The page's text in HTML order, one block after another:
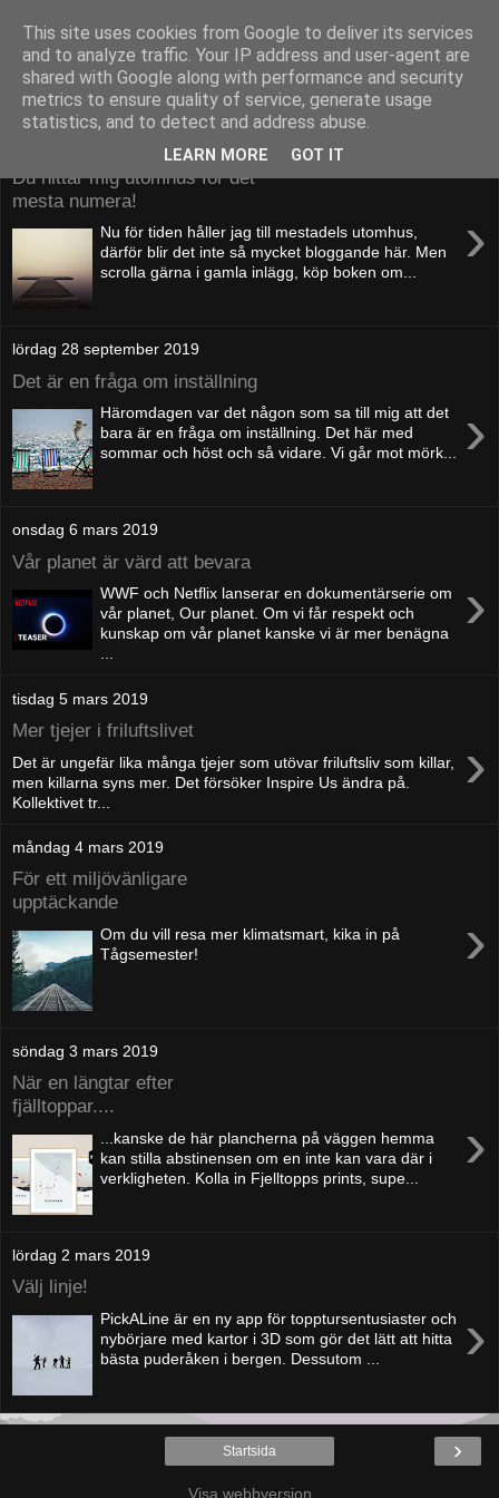
52adventures
söndag 15 november 2020
Du hittar mig utomhus för det
mesta numera!
›
Nu för tiden håller jag till mestadels utomhus,
därför blir det inte så mycket bloggande här. Men
scrolla gärna i gamla inlägg, köp boken om...
lördag 28 september 2019
Det är en fråga om inställning
›
Häromdagen var det någon som sa till mig att det
bara är en fråga om inställning. Det här med
sommar och höst och så vidare. Vi går mot mörk...
onsdag 6 mars 2019
Vår planet är värd att bevara
›
WWF och Netflix lanserar en dokumentärserie om
vår planet, Our planet. Om vi får respekt och
kunskap om vår planet kanske vi är mer benägna
...
tisdag 5 mars 2019
Mer tjejer i friluftslivet ›
Det är ungefär lika många tjejer som utövar friluftsliv som killar,
men killarna syns mer. Det försöker Inspire Us ändra på.
Kollektivet tr...
måndag 4 mars 2019
För ett miljövänligare
upptäckande
›
Om du vill resa mer klimatsmart, kika in på
Tågsemester!
söndag 3 mars 2019
När en längtar efter
fjälltoppar....
›
...kanske de här plancherna på väggen hemma
kan stilla abstinensen om en inte kan vara där i
verkligheten. Kolla in Fjelltopps prints, supe...
lördag 2 mars 2019
Välj linje!
›
PickALine är en ny app för topptursentusiaster och
nybörjare med kartor i 3D som gör det lätt att hitta
bästa puderåken i bergen. Dessutom ...
›
Startsida
Visa webbversion
This site uses cookies from Google to deliver its services
and to analyze traffic. Your IP address and user-agent are
shared with Google along with performance and security
metrics to ensure quality of service, generate usage
statistics, and to detect and address abuse.
LEARN MORE GOT IT